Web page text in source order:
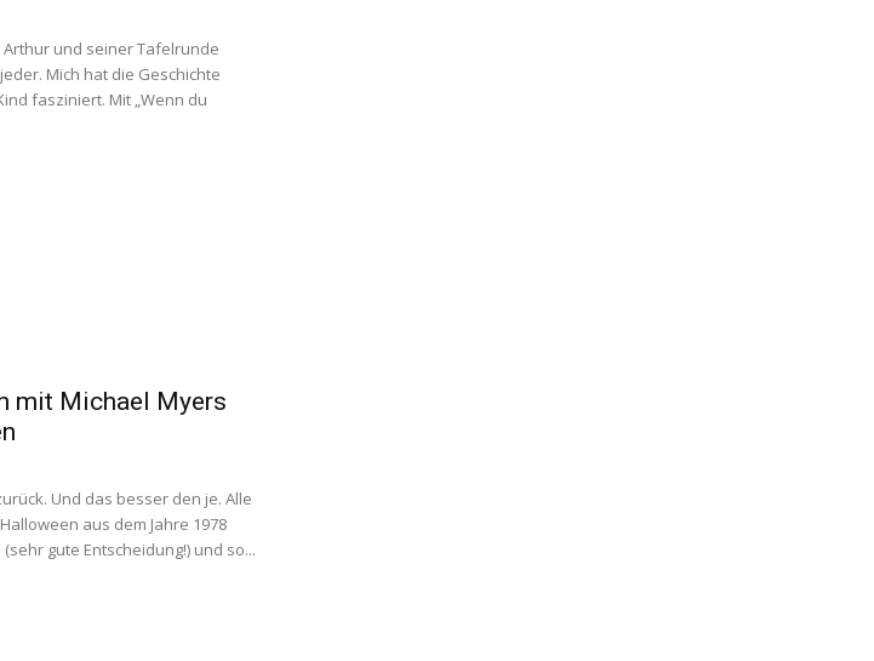
Arthur und seiner Tafelrunde
Mich hat die Geschichte
fasziniert. Mit „Wenn du
mit Michael Myers
Und das besser den je. Alle
aus dem Jahre 1978
gute Entscheidung!) und so...